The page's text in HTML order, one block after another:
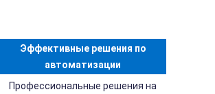
Эффективные решения по
автоматизации
Профессиональные решения на